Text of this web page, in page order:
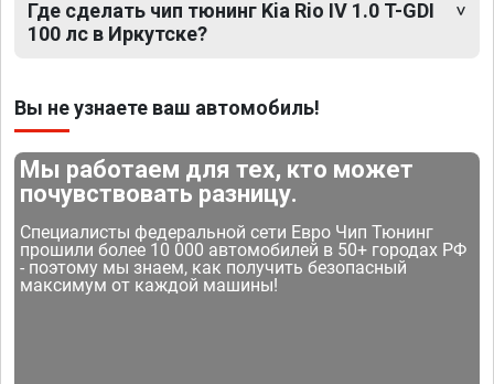
Где сделать чип тюнинг Kia Rio IV 1.0 T-GDI
100 лс в Иркутске?
Вы не узнаете ваш автомобиль!
Мы работаем для тех, кто может
почувствовать разницу.
Специалисты федеральной сети Евро Чип Тюнинг
прошили более 10 000 автомобилей в 50+ городах РФ
- поэтому мы знаем, как получить безопасный
максимум от каждой машины!